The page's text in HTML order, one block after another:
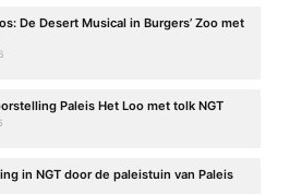
De Desert Musical in Burgers’ Zoo met
Paleis Het Loo met tolk NGT
in NGT door de paleistuin van Paleis